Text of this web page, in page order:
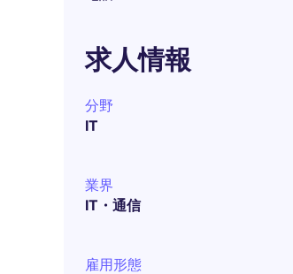
求人情報
分野
IT
業界
IT・通信
雇用形態